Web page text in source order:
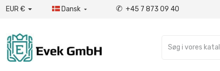
EUR € Dansk  ✆ +45 7 873 09 40